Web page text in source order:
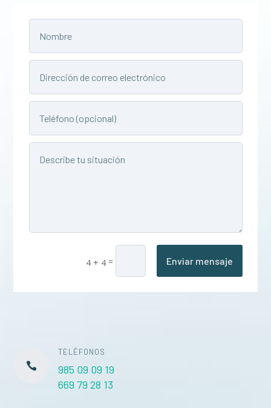
4 + 4= Enviar mensaje

TELÉFONOS
985 09 09 19
669 79 28 13